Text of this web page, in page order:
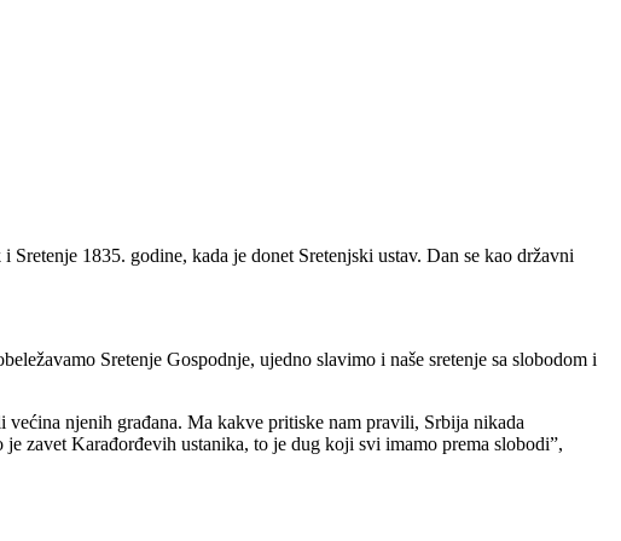
1835. godine, kada je donet Sretenjski ustav. Dan se kao državni
Sretenje Gospodnje, ujedno slavimo i naše sretenje sa slobodom i
većina njenih građana. Ma kakve pritiske nam pravili, Srbija nikada
zavet Karađorđevih ustanika, to je dug koji svi imamo prema slobodi”,